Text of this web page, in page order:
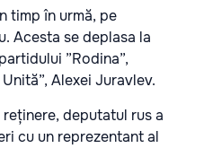
timp în urmă, pe
Acesta se deplasa la
”Rodina”,
Alexei Juravlev.
deputatul rus a
cu un reprezentant al